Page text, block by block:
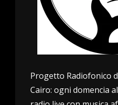
Progetto Radiofonico
Cairo: ogni domencia